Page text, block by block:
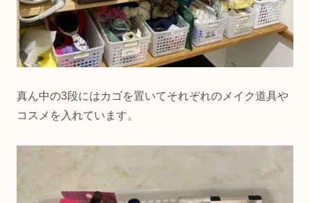
真ん中の3段にはカゴを置いてそれぞれのメイク道具や
コスメを入れています。